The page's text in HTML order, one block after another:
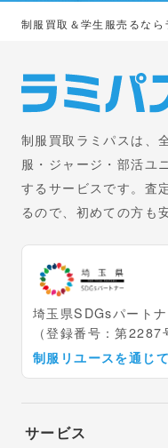
制服買取＆学生服売るな
制服買取ラミパスは、
服・ジャージ・部活ユ
するサービスです。査
るので、初めての方も
埼玉県SDGsパート
（登録番号：第2287
制服リユースを通じ
サービス